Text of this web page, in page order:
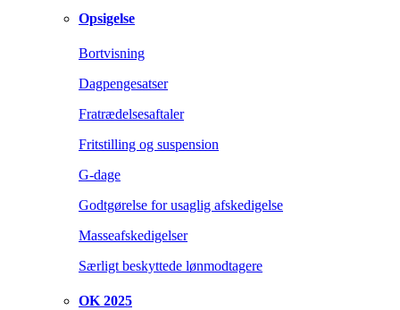
Opsigelse
Bortvisning
Dagpengesatser
Fratrædelsesaftaler
Fritstilling og suspension
G-dage
Godtgørelse for usaglig afskedigelse
Masseafskedigelser
Særligt beskyttede lønmodtagere
OK 2025